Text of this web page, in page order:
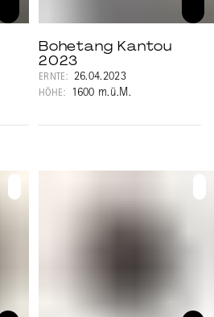
Bohetang Kantou
2023
ERNTE: 26.04.2023
HÖHE: 1600 m.ü.M.